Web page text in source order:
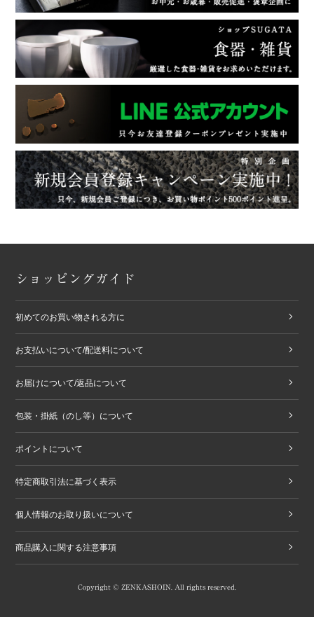
ショッピングガイド
初めてのお買い物される方に
お支払いについて/配送料について
お届けについて/返品について
包装・掛紙（のし等）について
ポイントについて
特定商取引法に基づく表示
個人情報のお取り扱いについて
商品購入に関する注意事項
Copyright © ZENKASHOIN. All rights reserved.